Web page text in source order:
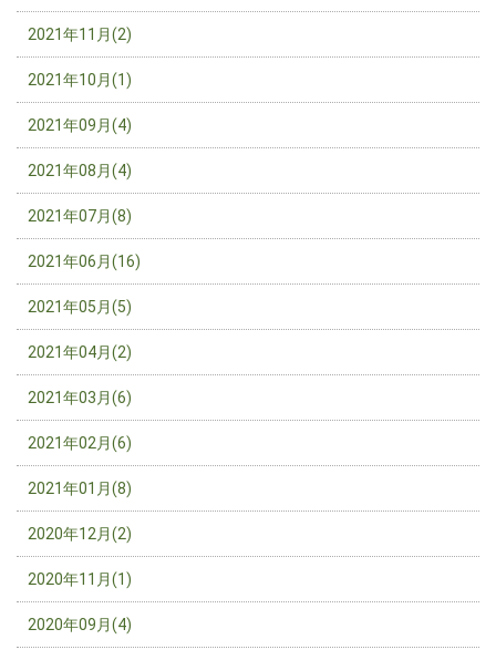
2021年11月(2)
2021年10月(1)
2021年09月(4)
2021年08月(4)
2021年07月(8)
2021年06月(16)
2021年05月(5)
2021年04月(2)
2021年03月(6)
2021年02月(6)
2021年01月(8)
2020年12月(2)
2020年11月(1)
2020年09月(4)